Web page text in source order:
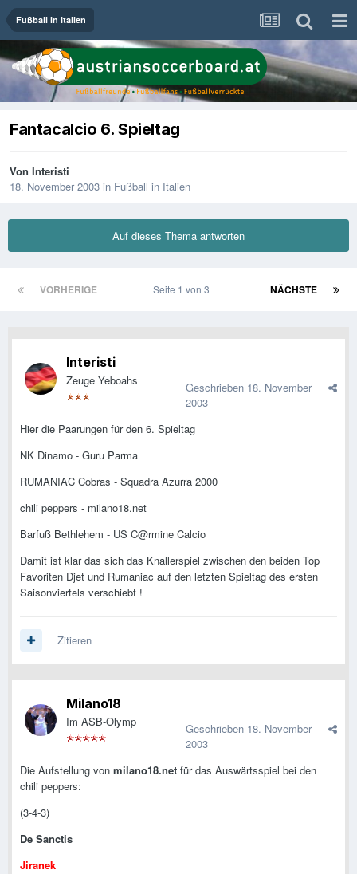
Fußball in Italien
Fantacalcio 6. Spieltag
Von Interisti
18. November 2003 in Fußball in Italien
Auf dieses Thema antworten
VORHERIGE NÄCHSTE
Seite 1 von 3
Interisti
Zeuge Yeboahs Geschrieben 18. November
2003
Hier die Paarungen für den 6. Spieltag
NK Dinamo - Guru Parma
RUMANIAC Cobras - Squadra Azurra 2000
chili peppers - milano18.net
Barfuß Bethlehem - US C@rmine Calcio
Damit ist klar das sich das Knallerspiel zwischen den beiden Top
Favoriten Djet und Rumaniac auf den letzten Spieltag des ersten
Saisonviertels verschiebt !
Zitieren
Milano18
Im ASB-Olymp Geschrieben 18. November
2003
Die Aufstellung von milano18.net für das Auswärtsspiel bei den
chili peppers:
(3-4-3)
De Sanctis
Jiranek